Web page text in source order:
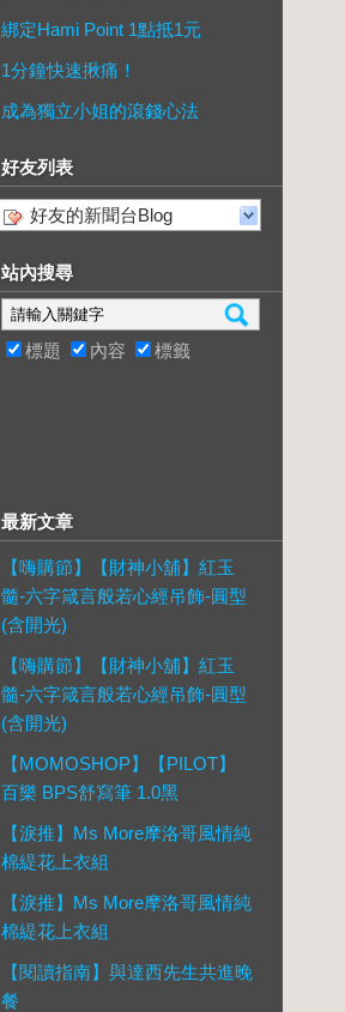
綁定Hami Point 1點抵1元
1分鐘快速揪痛！
成為獨立小姐的滾錢心法
好友列表
好友的新聞台Blog
站內搜尋
標題 內容 標籤
最新文章
【嗨購節】【財神小舖】紅玉
髓-六字箴言般若心經吊飾-圓型
(含開光)
【嗨購節】【財神小舖】紅玉
髓-六字箴言般若心經吊飾-圓型
(含開光)
【MOMOSHOP】【PILOT】
百樂 BPS舒寫筆 1.0黑
【淚推】Ms More摩洛哥風情純
棉緹花上衣組
【淚推】Ms More摩洛哥風情純
棉緹花上衣組
【閱讀指南】與達西先生共進晚
餐